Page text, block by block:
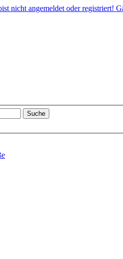
nicht angemeldet oder registriert!